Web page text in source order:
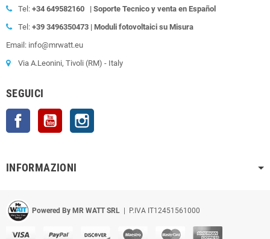
Tel: +34 649582160 | Soporte Tecnico y venta en Español
Tel: +39 3496350473 | Moduli fotovoltaici su Misura
Email: info@mrwatt.eu
Via A.Leonini, Tivoli (RM) - Italy
SEGUICI
Facebook YouTube
INFORMAZIONI
Powered By MR WATT SRL | P.IVA IT12451561000